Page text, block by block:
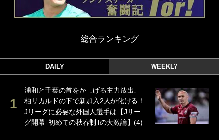
総合ランキング
DAILY WEEKLY
浦和と千葉の首をかしげる主力放出、
柏リカルドの下で新加入2人が化ける！
Jリーグに必要な外国人選手は【Jリー
グ開幕｢初めての秋春制｣の大激論】(4)